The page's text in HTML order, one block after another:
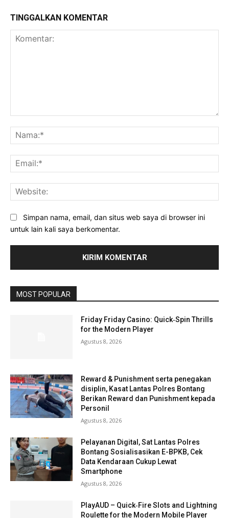
TINGGALKAN KOMENTAR
Simpan nama, email, dan situs web saya di browser ini
untuk lain kali saya berkomentar.
MOST POPULAR
Friday Friday Casino: Quick‑Spin Thrills
for the Modern Player
Agustus 8, 2026
Reward & Punishment serta penegakan
disiplin, Kasat Lantas Polres Bontang
Berikan Reward dan Punishment kepada
Personil
Agustus 8, 2026
Pelayanan Digital, Sat Lantas Polres
Bontang Sosialisasikan E-BPKB, Cek
Data Kendaraan Cukup Lewat
Smartphone
Agustus 8, 2026
PlayAUD – Quick‑Fire Slots and Lightning
Roulette for the Modern Mobile Player